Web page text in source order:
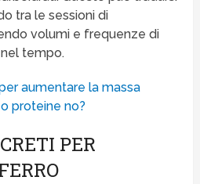
tra le sessioni di
volumi e frequenze di
tempo.
aumentare la massa
proteine no?
PER